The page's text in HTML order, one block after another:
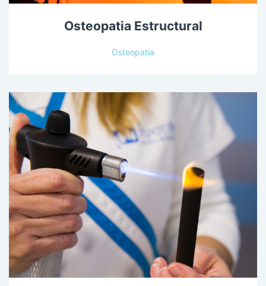
Osteopatia Estructural
Osteopatía